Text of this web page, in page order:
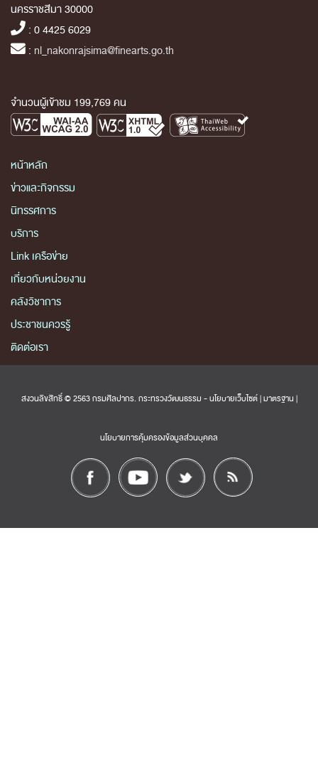
นครราชสีมา 30000
: 0 4425 6029
: nl_nakonrajsima@finearts.go.th
จำนวนผู้เข้าชม 199,769 คน
หน้าหลัก
ข่าวและกิจกรรม
นิทรรศการ
บริการ
Link เครือข่าย
เกี่ยวกับหน่วยงาน
คลังวิชาการ
ประชาชนควรรู้
ติดต่อเรา
สงวนลิขสิทธิ์ © 2563 กรมศิลปากร. กระทรวงวัฒนธรรม -นโยบายเว็บไซต์|มาตรฐาน |
นโยบายการคุ้มครองข้อมูลส่วนบุคคล